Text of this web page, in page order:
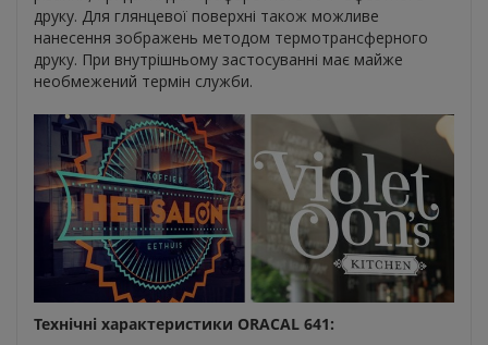
друку. Для глянцевої поверхні також можливе
нанесення зображень методом термотрансферного
друку. При внутрішньому застосуванні має майже
необмежений термін служби.
Технічні характеристики ORACAL 641: